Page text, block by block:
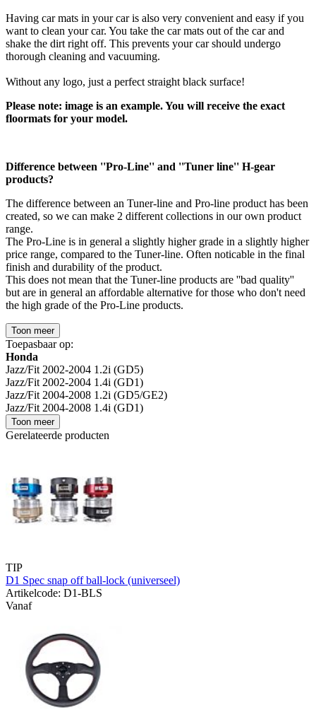
Having car mats in your car is also very convenient and easy if you
want to clean your car. You take the car mats out of the car and
shake the dirt right off. This prevents your car should undergo
thorough cleaning and vacuuming.
Without any logo, just a perfect straight black surface!
Please note: image is an example. You will receive the exact
floormats for your model.
Difference between ''Pro-Line'' and ''Tuner line'' H-gear
products?
The difference between an Tuner-line and Pro-line product has been
created, so we can make 2 different collections in our own product
range.
The Pro-Line is in general a slightly higher grade in a slightly higher
price range, compared to the Tuner-line. Often noticable in the final
finish and durability of the product.
This does not mean that the Tuner-line products are ''bad quality''
but are in general an affordable alternative for those who don't need
the high grade of the Pro-Line products.
Toon meer
Toepasbaar op:
Honda
Jazz/Fit 2002-2004 1.2i (GD5)
Jazz/Fit 2002-2004 1.4i (GD1)
Jazz/Fit 2004-2008 1.2i (GD5/GE2)
Jazz/Fit 2004-2008 1.4i (GD1)
Toon meer
Gerelateerde producten
TIP
D1 Spec snap off ball-lock (universeel)
Artikelcode: D1-BLS
Vanaf